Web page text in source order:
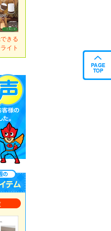
きる
イト